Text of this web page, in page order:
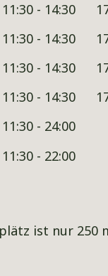
11:30 - 14:30
11:30 - 14:30
11:30 - 14:30
11:30 - 14:30
11:30 - 24:00
11:30 - 22:00
ist nur 250